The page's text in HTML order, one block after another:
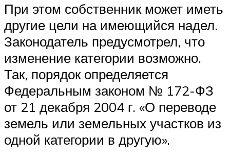
При этом собственник может иметь
другие цели на имеющийся надел.
Законодатель предусмотрел, что
изменение категории возможно.
Так, порядок определяется
Федеральным законом № 172-ФЗ
от 21 декабря 2004 г. «О переводе
земель или земельных участков из
одной категории в другую».